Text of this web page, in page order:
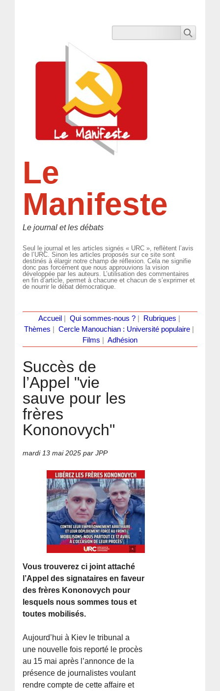
Le
Manifeste
Le journal et les débats
Seul le journal et les articles signés « URC », reflètent l’avis
de l’URC. Sinon les articles proposés sur ce site sont
destinés à élargir notre champ de réflexion. Cela ne signifie
donc pas forcément que nous approuvions la vision
développée par les auteurs. L’utilisation des commentaires
en fin d’article, permet à chacune et chacun de s’exprimer et
de nourrir le débat démocratique.
Accueil Qui sommes-nous ?| Rubriques
Thèmes
Cercle Manouchian : Université populaire
Films
Adhésion
Succès de
l’Appel "vie
sauve pour les
frères
Kononovych"
mardi 13 mai 2025 par JPP
Vous trouverez ci joint attaché
l’Appel des signataires en faveur
des frères Kononovych pour
lesquels nous sommes tous et
toutes mobilisés.
Aujourd’hui à Kiev le tribunal a
une nouvelle fois reporté le procès
au 15 mai après l’annonce de la
présence de journalistes voulant
rendre compte de cette affaire et